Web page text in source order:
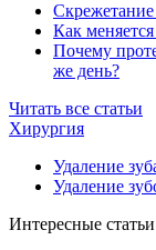
Скрежетание
Как
Почему
же день?
Читать все статьи
Хирургия
Удаление
Удаление
Интересные статьи